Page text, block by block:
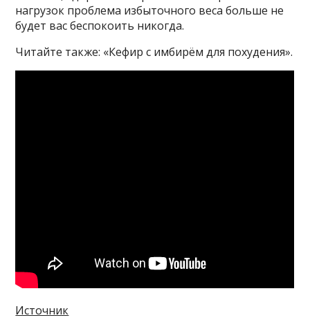
нагрузок проблема избыточного веса больше не
будет вас беспокоить никогда.
Читайте также: «Кефир с имбирём для похудения».
Источник